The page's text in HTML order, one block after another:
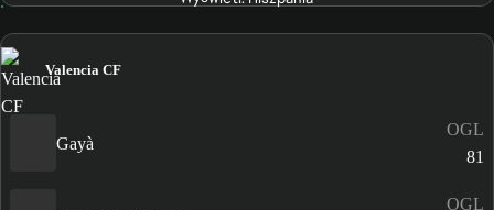
Valencia CF
Gayà
OGL
81
OGL